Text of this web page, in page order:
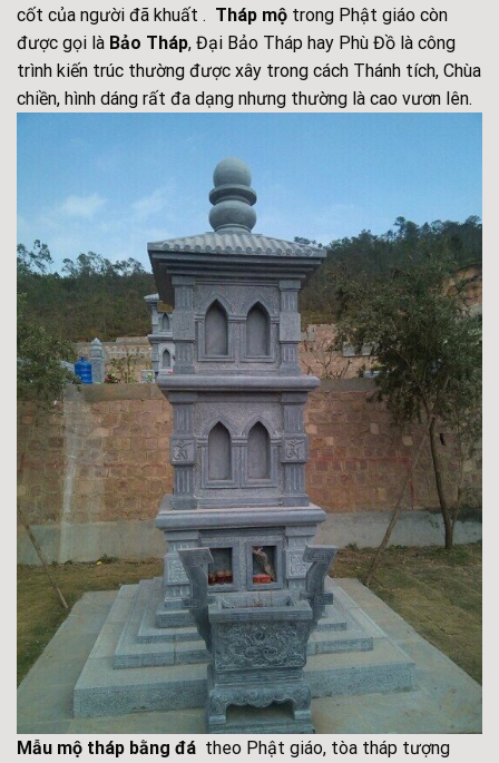
cốt của người đã khuất . T háp mộ trong Phật giáo còn
được gọi là Bảo Tháp, Đại Bảo Tháp hay Phù Đồ là công
trình kiến trúc thường được xây trong cách Thánh tích, Chùa
chiền, hình dáng rất đa dạng nhưng thường là cao vươn lên.
Mẫu mộ tháp bằng đá theo Phật giáo, tòa tháp tượng